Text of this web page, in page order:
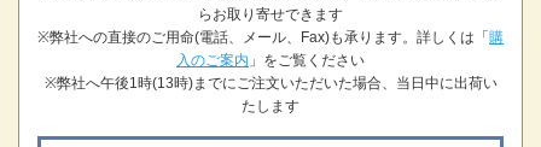
らお取り寄せできます
※弊社への直接のご用命(電話、メール、Fax)も承ります。詳しくは「 購
入のご案内 」をご覧ください
※弊社へ午後1時(13時)までにご注文いただいた場合、当日中に出荷い
たします